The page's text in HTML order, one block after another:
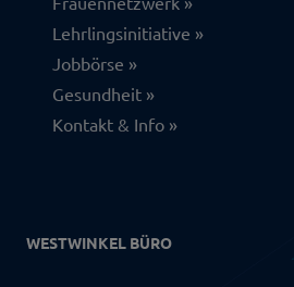
Lehrlingsinitiative
Jobbörse
Gesundheit
Kontakt & Info
WESTWINKEL BÜRO